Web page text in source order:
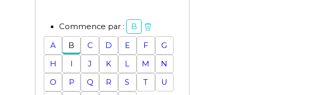
Commence par : B
A B C D E F
G
H
I J K L M
N
O
P Q R S T
U